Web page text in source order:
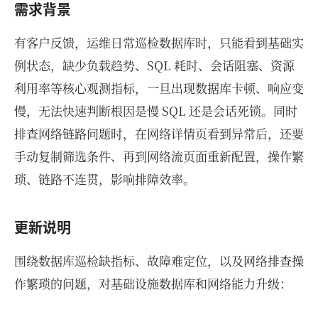
需求背景
有客户反馈，运维日常巡检数据库时，只能看到基础实
例状态，缺少负载趋势、SQL 耗时、会话阻塞、资源
利用率等核心观测指标，一旦出现数据库卡顿、响应变
慢，无法快速判断根因是慢 SQL 还是会话死锁。同时
排查网络链路问题时，在网络详情页看到异常后，还要
手动复制筛选条件、再到网络流页面重新配置，操作繁
琐、链路不连贯，影响排障效率。
更新说明
围绕数据库巡检缺指标、故障难定位，以及网络排查操
作繁琐的问题，对基础设施数据库和网络能力升级：